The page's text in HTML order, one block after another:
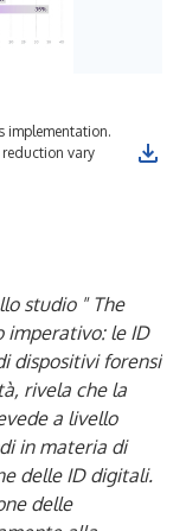
implementation.
vary
studio " The
imperativo: le ID
dispositivi forensi
rivela che la
a livello
in materia di
delle ID digitali.
delle